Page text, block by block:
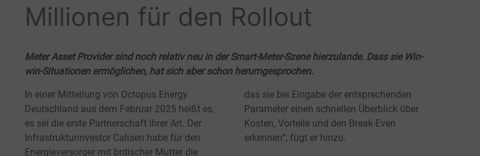
Millionen für den Rollout
Meter Asset Provider sind noch relativ neu in der Smart-Meter-Szene hierzulande. Dass sie Win-
win-Situationen ermöglichen, hat sich aber schon herumgesprochen.
In einer Mitteilung von Octopus Energy
Deutschland aus dem Februar 2025 heißt es,
es sei die erste Partnerschaft ihrer Art. Der
Infrastrukturinvestor Calisen habe für den
Energieversorger mit britischer Mutter die
das sie bei Eingabe der entsprechenden
Parameter einen schnellen Überblick über
Kosten, Vorteile und den Break-Even
erkennen“, fügt er hinzu.